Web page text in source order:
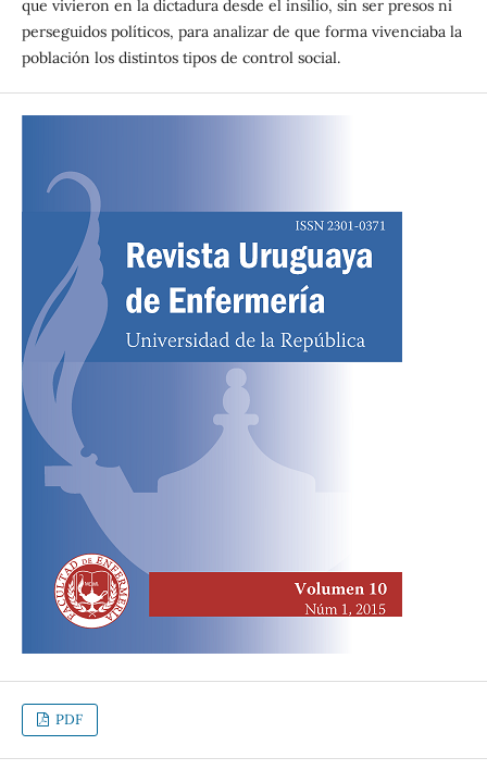
que vivieron en la dictadura desde el insilio, sin ser presos ni
perseguidos políticos, para analizar de que forma vivenciaba la
población los distintos tipos de control social.
PDF